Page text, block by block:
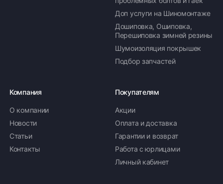
Доп услуги на Шиномонтаже
Дошиповка, Ошиповка,
Перешиповка зимней резины
Шумоизоляция покрышек
Подбор запчастей
Компания
О компании
Новости
Статьи
Контакты
Покупателям
Акции
Оплата и доставка
Гарантии и возврат
Работа с юрлицами
Личный кабинет